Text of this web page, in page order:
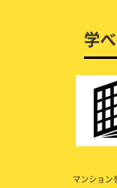
学
マンション